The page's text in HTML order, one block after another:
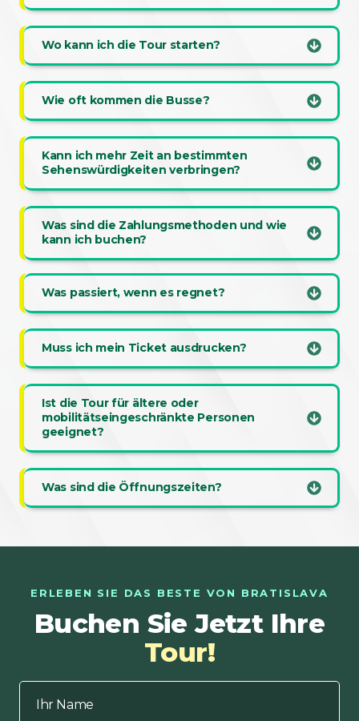
Wo kann ich die Tour starten?
Wie oft kommen die Busse?
Kann ich mehr Zeit an bestimmten
Sehenswürdigkeiten verbringen?
Was sind die Zahlungsmethoden und wie
kann ich buchen?
Was passiert, wenn es regnet?
Muss ich mein Ticket ausdrucken?
Ist die Tour für ältere oder
mobilitätseingeschränkte Personen
geeignet?
Was sind die Öffnungszeiten?
ERLEBEN SIE DAS BESTE VON BRATISLAVA
Buchen Sie Jetzt Ihre
Tour!